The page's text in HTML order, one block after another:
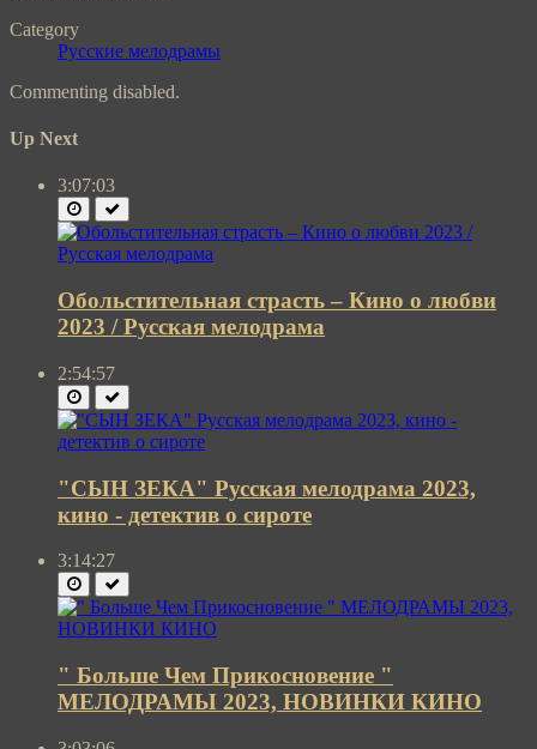
Category
Русские мелодрамы
Commenting disabled.
Up Next
3:07:03
Обольстительная страсть – Кино о любви
2023 / Русская мелодрама
2:54:57
"СЫН ЗЕКА" Русская мелодрама 2023,
кино - детектив о сироте
3:14:27
" Больше Чем Прикосновение "
МЕЛОДРАМЫ 2023, НОВИНКИ КИНО